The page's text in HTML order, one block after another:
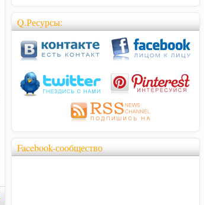
Q.Ресурсы:
Facebook-сообщество